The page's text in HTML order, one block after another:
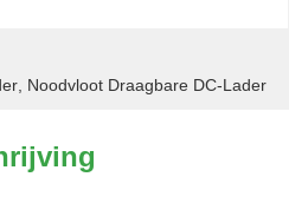
Noodvloot Draagbare DC-Lader